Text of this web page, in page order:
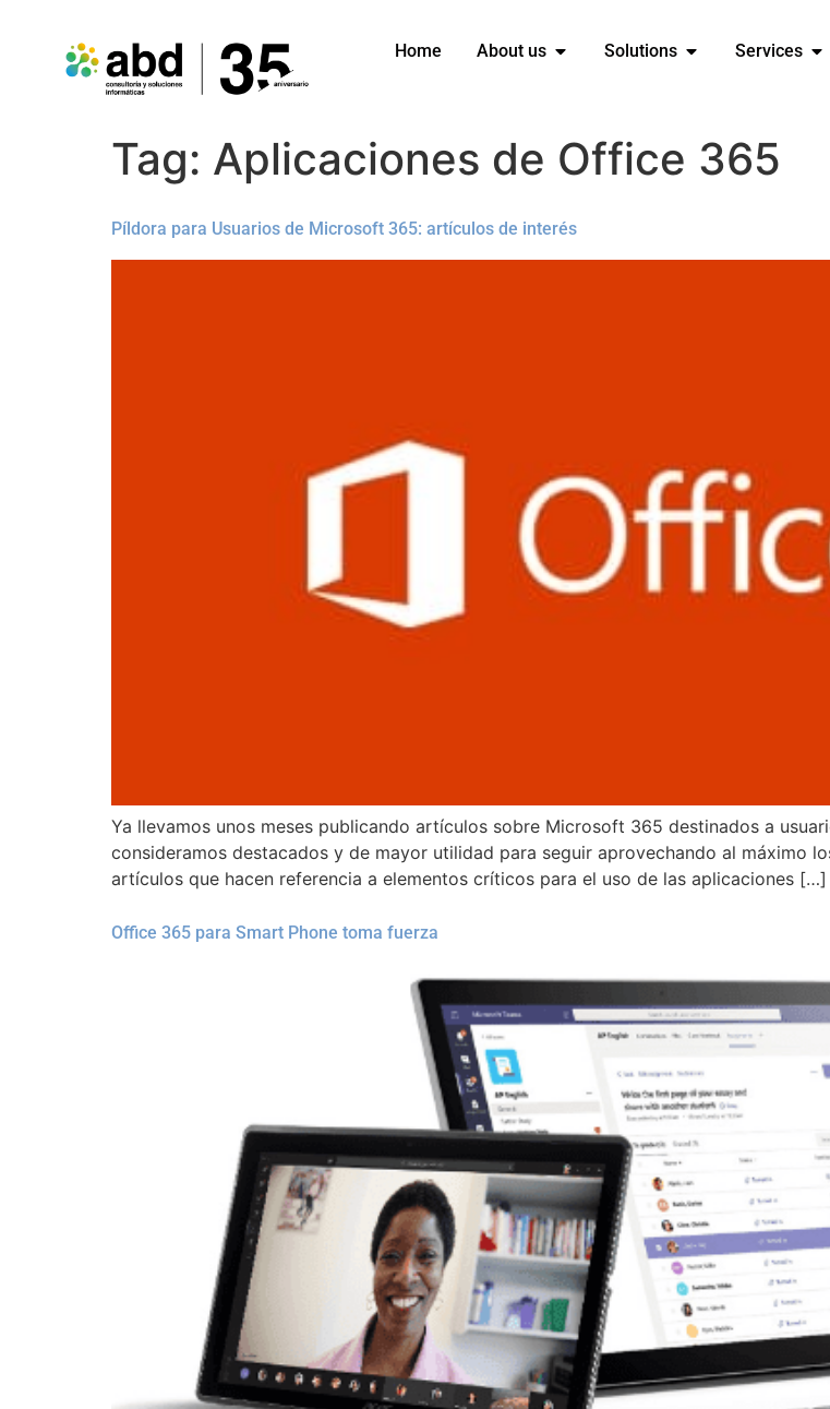
Home About us Solutions Services
Tag: Aplicaciones de Office 365
Píldora para Usuarios de Microsoft 365: artículos de interés
Ya llevamos unos meses publicando artículos sobre Microsoft 365 destinados a
consideramos destacados y de mayor utilidad para seguir aprovechando al
artículos que hacen referencia a elementos críticos para el uso de las aplicaciones […]
Office 365 para Smart Phone toma fuerza